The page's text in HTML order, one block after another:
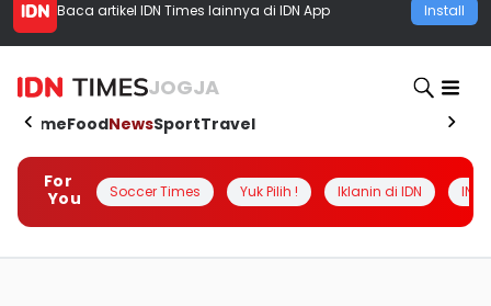
Baca artikel IDN Times lainnya di IDN App Install
JOGJA
HomeFoodNewsSportTravel
For
You
Soccer Times Yuk Pilih ! Iklanin di IDN